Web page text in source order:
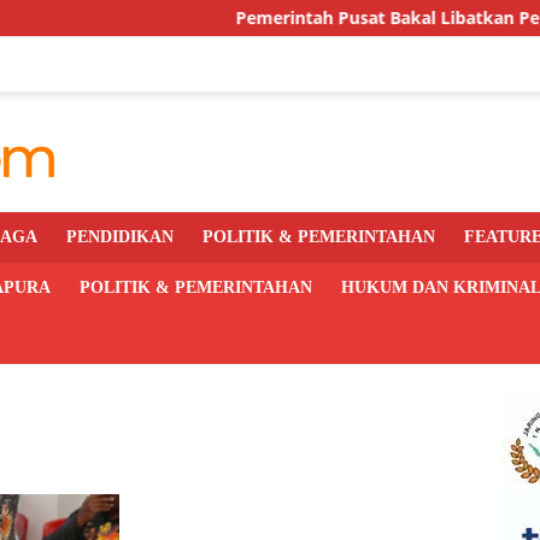
Pemerintah Pusat Bakal Libatkan Pemda Awasi
PENDIDIKAN POLITIK & PEMERINTAHAN
POLITIK & PEMERINTAHAN HUKUM DAN KRIMINAL